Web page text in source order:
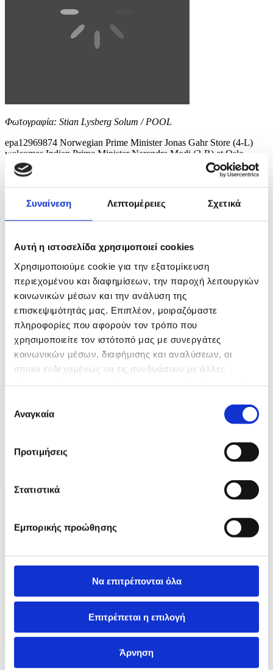
Συναίνεση Λεπτομέρειες Σχετικά
Αυτή η ιστοσελίδα χρησιμοποιεί cookies
Χρησιμοποιούμε cookie για την εξατομίκευση
περιεχομένου και διαφημίσεων, την παροχή λειτουργιών
κοινωνικών μέσων και την ανάλυση της
επισκεψιμότητάς μας. Επιπλέον, μοιραζόμαστε
πληροφορίες που αφορούν τον τρόπο που
χρησιμοποιείτε τον ιστότοπό μας με συνεργάτες
κοινωνικών μέσων, διαφήμισης και αναλύσεων, οι
οποίοι ενδεχομένως να τις συνδυάσουν με άλλες
των υπηρεσιών τους.
συγκατάθεσης
Αναγκαία
Προτιμήσεις
Στατιστικά
Εμπορικής προώθησης
Να επιτρέπονται όλα
Επιτρέπεται η επιλογή
Άρνηση
Φωτογραφία: Stian Lysberg Solum / POOL
epa12969874 Norwegian Prime Minister Jonas Gahr Store (4-L)
welcomes Indian Prime Minister Narendra Modi (2-R) at Oslo
Gardermoen Airport, Norway, 18 May 2026. EPA/Stian Lysberg
Solum / POOL NORWAY OUT
epa12969875 Norwegian Prime Minister Jonas Gahr Store (C)
Gardermoen Airport, Norway, 18 May 2026. EPA/Stian Lysberg
Solum / POOL NORWAY OUT